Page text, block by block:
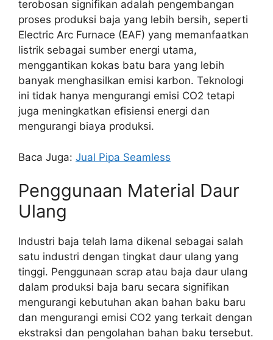
terobosan signifikan adalah pengembangan
proses produksi baja yang lebih bersih, seperti
Electric Arc Furnace (EAF) yang memanfaatkan
listrik sebagai sumber energi utama,
menggantikan kokas batu bara yang lebih
banyak menghasilkan emisi karbon. Teknologi
ini tidak hanya mengurangi emisi CO2 tetapi
juga meningkatkan efisiensi energi dan
mengurangi biaya produksi.
Baca Juga: Jual Pipa Seamless
Penggunaan Material Daur
Ulang
Industri baja telah lama dikenal sebagai salah
satu industri dengan tingkat daur ulang yang
tinggi. Penggunaan scrap atau baja daur ulang
dalam produksi baja baru secara signifikan
mengurangi kebutuhan akan bahan baku baru
dan mengurangi emisi CO2 yang terkait dengan
ekstraksi dan pengolahan bahan baku tersebut.